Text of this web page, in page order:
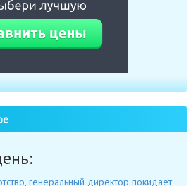
генеральный директор покидает